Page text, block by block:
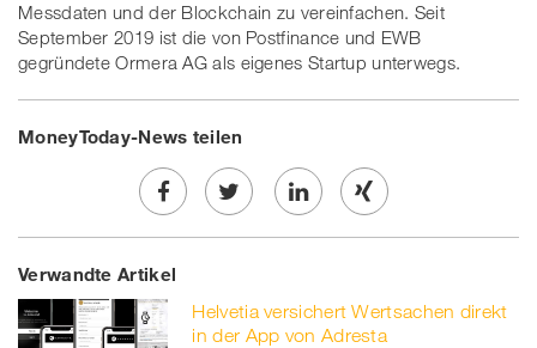
Messdaten und der Blockchain zu vereinfachen. Seit
September 2019 ist die von Postfinance und EWB
gegründete Ormera AG als eigenes Startup unterwegs.
MoneyToday-News teilen
Share
on
Facebook
Twe
on
Share
linkedin
Share
Xing
Verwandte Artikel
Helvetia versichert Wertsachen direkt
in der App von Adresta